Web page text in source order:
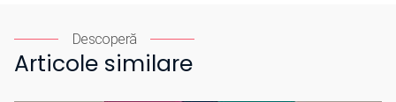
Descoperă
Articole similare